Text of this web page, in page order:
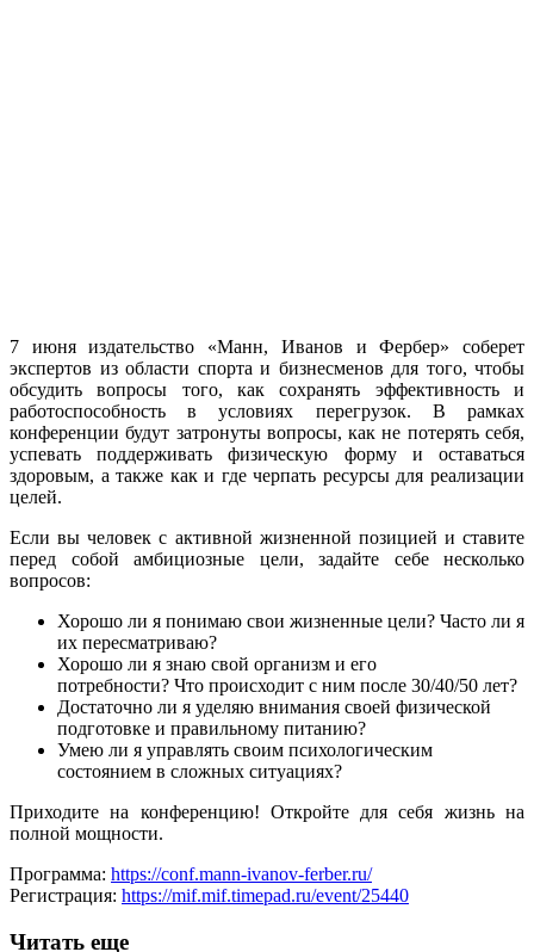
7 июня издательство «Манн, Иванов и Фербер» соберет
экспертов из области спорта и бизнесменов для того, чтобы
обсудить вопросы того, как сохранять эффективность и
работоспособность в условиях перегрузок. В рамках
конференции будут затронуты вопросы, как не потерять себя,
успевать поддерживать физическую форму и оставаться
здоровым, а также как и где черпать ресурсы для реализации
целей.
Если вы человек с активной жизненной позицией и ставите
перед собой амбициозные цели, задайте себе несколько
вопросов:
Хорошо ли я понимаю свои жизненные цели? Часто ли я
их пересматриваю?
Хорошо ли я знаю свой организм и его
потребности? Что происходит с ним после 30/40/50 лет?
Достаточно ли я уделяю внимания своей физической
подготовке и правильному питанию?
Умею ли я управлять своим психологическим
состоянием в сложных ситуациях?
Приходите на конференцию! Откройте для себя жизнь на
полной мощности.
Программа: https://conf.mann-ivanov-ferber.ru/
Регистрация: https://mif.mif.timepad.ru/event/25440
Читать еще